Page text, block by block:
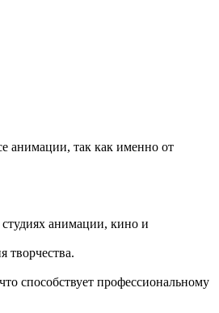
анимации, так как именно от
анимации, кино и
творчества.
способствует профессиональному